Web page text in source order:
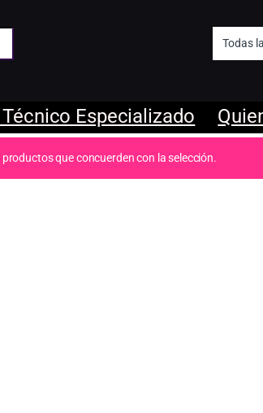
Especializado
que concuerden con la selección.